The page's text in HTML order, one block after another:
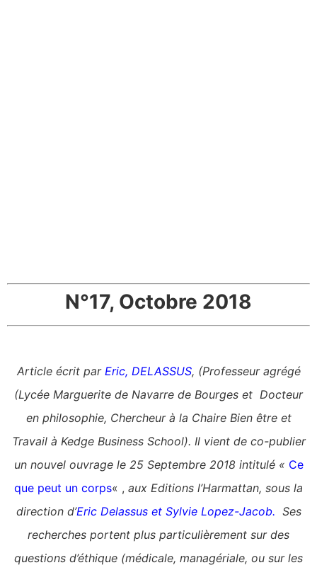
N°17, Octobre 2018
Article écrit par Eric, DELASSUS, (Professeur agrégé
(Lycée Marguerite de Navarre de Bourges et Docteur
en philosophie, Chercheur à la Chaire Bien être et
Travail à Kedge Business School). Il vient de co-publier
un nouvel ouvrage le 25 Septembre 2018 intitulé « Ce
que peut un corps« , aux Editions l’Harmattan, sous la
direction d’Eric Delassus et Sylvie Lopez-Jacob. Ses
recherches portent plus particulièrement sur des
questions d’éthique (médicale, managériale, ou sur les